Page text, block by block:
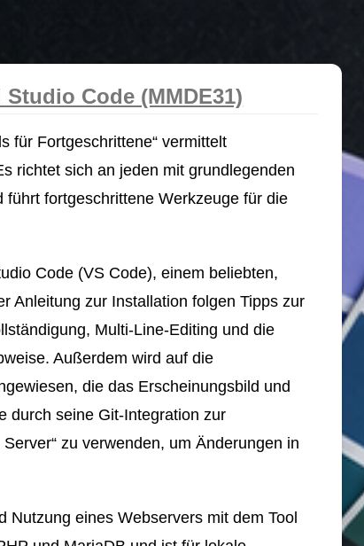
Code (MMDE31)
für Fortgeschrittene“ vermittelt
richtet sich an jeden mit grundlegenden
fortgeschrittene Werkzeuge für die
Code (VS Code), einem beliebten,
Anleitung zur Installation folgen Tipps zur
Multi-Line-Editing und die
Außerdem wird auf die
die das Erscheinungsbild und
durch seine Git-Integration zur
zu verwenden, um Änderungen in
Nutzung eines Webservers mit dem Tool